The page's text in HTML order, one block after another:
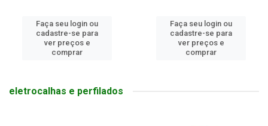
Faça seu login ou
cadastre-se para
ver preços e
comprar
Faça seu login ou
cadastre-se para
ver preços e
comprar
eletrocalhas e perfilados